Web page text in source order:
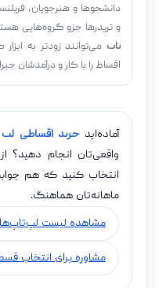
دانشجوها و هنرجویان،
و تریدرها جزو گروه‌هایی
تاپ می‌توانند زودتر به
اقساط را با کار و درآمدشان
آماده‌اید خرید اقساطی
واقعی‌تان انجام دهید؟
انتخاب کنید که هم
ماهانه‌تان هماهنگ.
مشاهده لیست
مشاوره برای انتخاب